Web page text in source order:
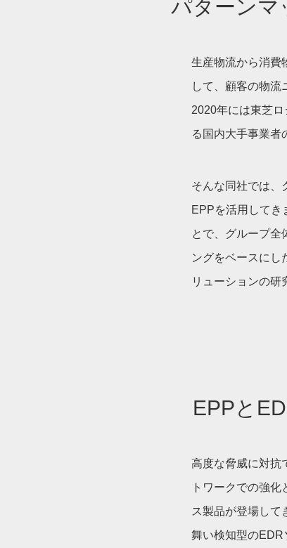
パターンマ
生産物流から消費
して、顧客の物流
2020年には東芝
る国内大手事業者
そんな同社では、
EPPを活用してき
とで、グループ全
ングをベースにし
リューションの研
EPPと
高度な脅威に対抗
トワークでの強
ス製品が登場して
舞い検知型のEDR